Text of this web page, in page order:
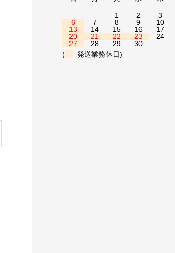
1 2 3
6
7 8 9 10
13
14 15 16 17
20
21 22 23 24
27
28 29
30
(
発送業務休日)